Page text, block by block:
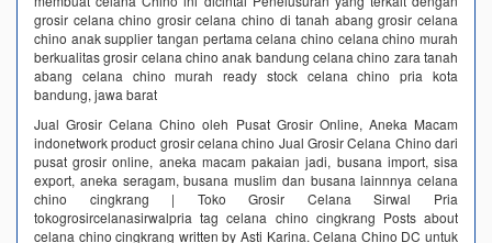
grosir celana chino grosir celana chino di tanah abang grosir celana
chino anak supplier tangan pertama celana chino celana chino murah
berkualitas grosir celana chino anak bandung celana chino zara tanah
abang celana chino murah ready stock celana chino pria kota
bandung, jawa barat
Jual Grosir Celana Chino oleh Pusat Grosir Online, Aneka Macam
indonetwork product grosir celana chino Jual Grosir Celana Chino dari
pusat grosir online, aneka macam pakaian jadi, busana import, sisa
export, aneka seragam, busana muslim dan busana lainnnya celana
chino cingkrang | Toko Grosir Celana Sirwal Pria
tokogrosircelanasirwalpria tag celana chino cingkrang Posts about
celana chino cingkrang written by Asti Karina. Celana Chino DC untuk